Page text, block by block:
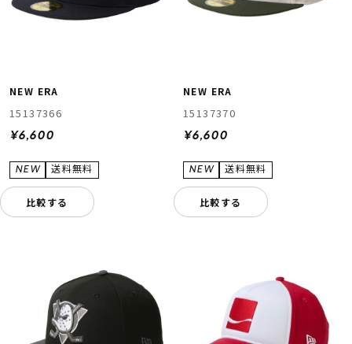
NEW ERA
15137366
¥6,600
比較する
NEW ERA
15137370
¥6,600
比較する